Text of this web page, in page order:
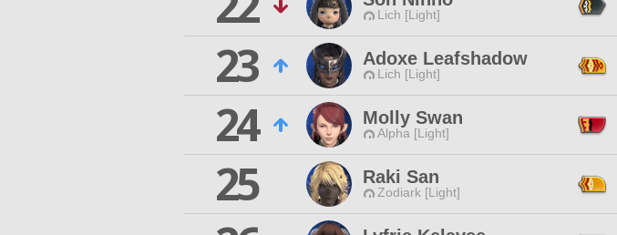
Lich [Light]
23
Adoxe Leafshadow
Lich [Light]
24
Molly Swan
Alpha [Light]
25
Raki San
Zodiark [Light]